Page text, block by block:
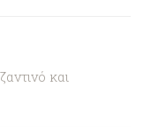
και